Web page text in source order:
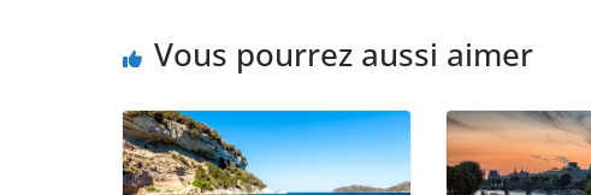
Vous pourrez aussi aimer